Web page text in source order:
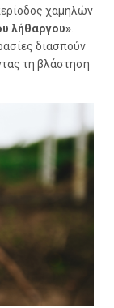
χαμηλών
λήθαργου»
διασπούν
τη βλάστηση